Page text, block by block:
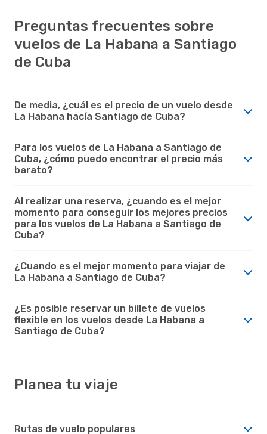
Preguntas frecuentes sobre
vuelos de La Habana a Santiago
de Cuba
De media, ¿cuál es el precio de un vuelo desde
La Habana hacía Santiago de Cuba?
Para los vuelos de La Habana a Santiago de
Cuba, ¿cómo puedo encontrar el precio más
barato?
Al realizar una reserva, ¿cuando es el mejor
momento para conseguir los mejores precios
para los vuelos de La Habana a Santiago de
Cuba?
¿Cuando es el mejor momento para viajar de
La Habana a Santiago de Cuba?
¿Es posible reservar un billete de vuelos
flexible en los vuelos desde La Habana a
Santiago de Cuba?
Planea tu viaje
Rutas de vuelo populares